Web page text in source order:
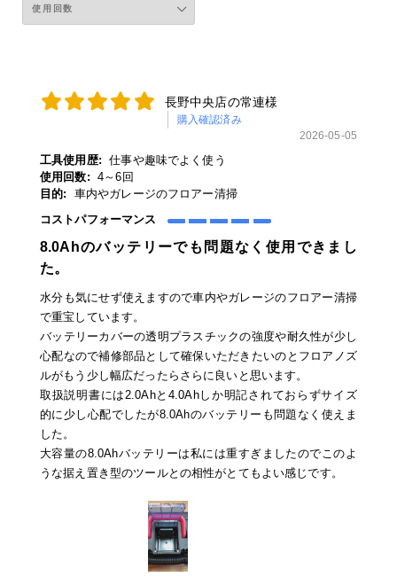
長野中央店の常連様
購入確認済み
2026-05-05
工具使用歴: 仕事や趣味でよく使う
使用回数: 4～6回
目的:
車内やガレージのフロアー清掃
コストパフォーマンス
8.0Ahのバッテリーでも問題なく使用できまし
た。
水分も気にせず使えますので車内やガレージのフロアー清掃
で重宝しています。
バッテリーカバーの透明プラスチックの強度や耐久性が少し
心配なので補修部品として確保いただきたいのとフロアノズ
ルがもう少し幅広だったらさらに良いと思います。
取扱説明書には2.0Ahと4.0Ahしか明記されておらずサイズ
的に少し心配でしたが8.0Ahのバッテリーも問題なく使えま
した。
大容量の8.0Ahバッテリーは私には重すぎましたのでこのよ
うな据え置き型のツールとの相性がとてもよい感じです。